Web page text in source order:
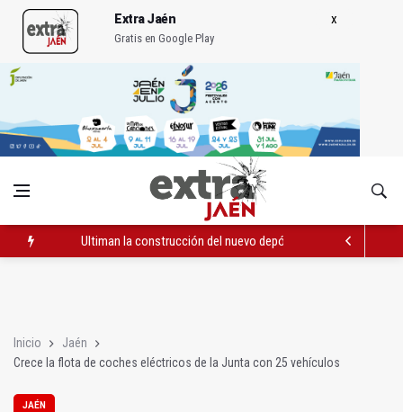
Extra Jaén
Gratis en Google Play
Ultiman la construcción del nuevo depósito de vehículos
Inicio
Jaén
Crece la flota de coches eléctricos de la Junta con 25 vehículos
JAÉN